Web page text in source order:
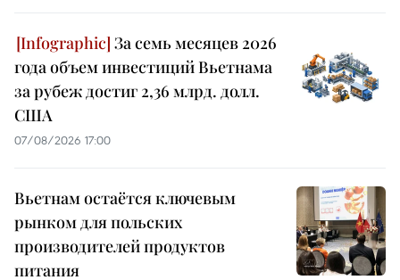
За семь месяцев 2026
года объем инвестиций Вьетнама
за рубеж достиг 2,36 млрд. долл.
США
07/08/2026 17:00
Вьетнам остаётся ключевым
рынком для польских
производителей продуктов
питания